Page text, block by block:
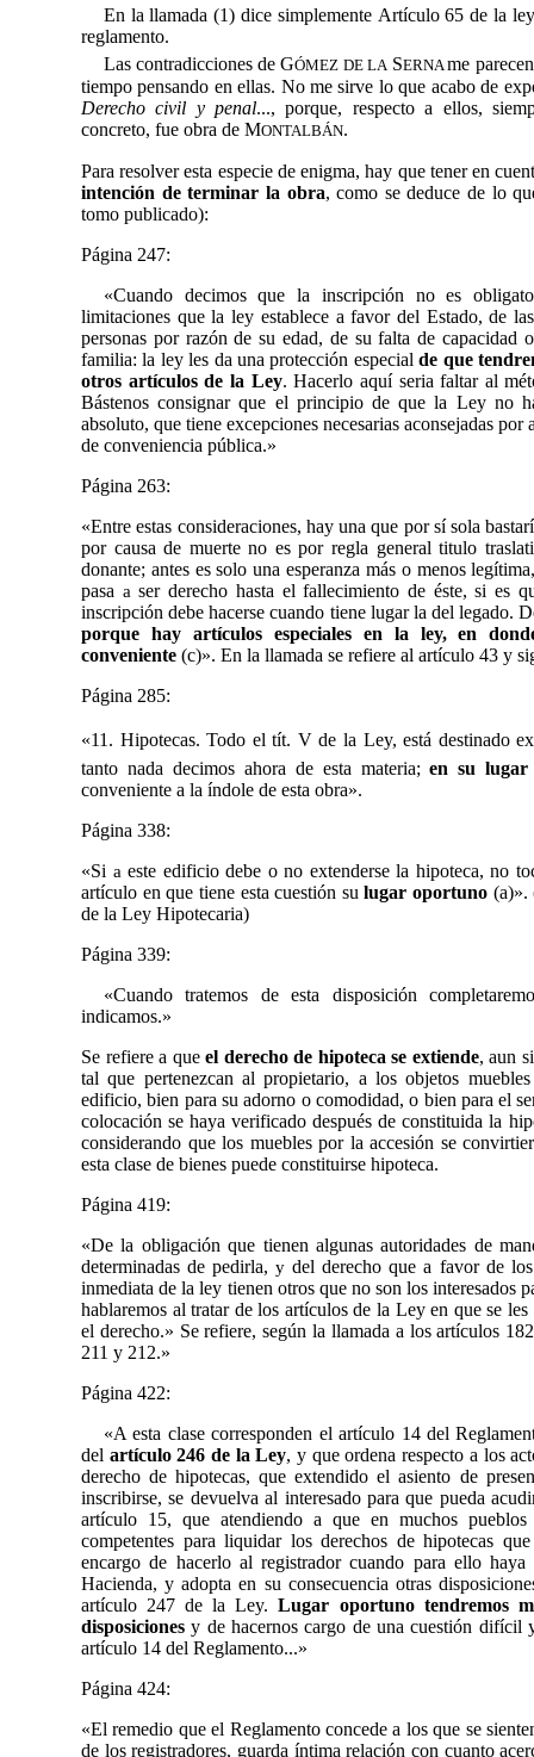
En la llamada (1) dice simplemente Artículo 65 de la
reglamento.
Las contradicciones de GÓMEZ DE LA SERNAme
tiempo pensando en ellas. No me sirve lo que acabo de
Derecho civil y penal..., porque, respecto a ellos,
concreto, fue obra de MONTALBÁN.
Para resolver esta especie de enigma, hay que tener en
intención de terminar la obra, como se deduce de lo
tomo publicado):
Página 247:
«Cuando decimos que la inscripción no es
limitaciones que la ley establece a favor del Estado, de
personas por razón de su edad, de su falta de
familia: la ley les da una protección especialde que
otros artículos de la Ley. Hacerlo aquí seria faltar al
Bástenos consignar que el principio de que la Ley no
absoluto, que tiene excepciones necesarias aconsejadas
de conveniencia pública.»
Página 263:
«Entre estas consideraciones, hay una que por sí sola
por causa de muerte no es por regla general titulo
donante; antes es solo una esperanza más o menos
pasa aser derecho hasta el fallecimiento de éste, si es
inscripción debe hacerse cuando tiene lugar la del legado.
porque hay artículos especiales en la ley, en
conveniente (c)». En la llamada se refiere al artículo 43 y
Página 285:
«11. Hipotecas. Todo el tít. V de la Ley, está destinado
tanto nada decimos ahora de esta materia;en su lugar
conveniente a la índole de esta obra».
Página 338:
«Si a este edificio debe o no extenderse la hipoteca, no
artículo en que tiene esta cuestión sulugar oportuno (a)».
de la Ley Hipotecaria)
Página 339:
«Cuando tratemos de esta disposición
indicamos.»
Se refiere a queel derecho de hipoteca se extiende, aun
tal que pertenezcan al propietario, a los objetos
edificio, bien para su adorno o comodidad, o bien para el
colocación se haya verificado después de constituida la
considerando que los muebles por la accesión se
esta clase de bienes puede constituirse hipoteca.
Página 419:
«De la obligación que tienen algunas autoridades de
determinadas de pedirla,ydel derecho que a favor de
inmediata de la ley tienen otros que no son los interesados
hablaremos al tratar de los artículos de la Ley en que se
el derecho.» Se refiere, según la llamada a los artículos
211 y 212.»
Página 422:
«A esta clase corresponden el artículo 14 del
del artículo 246 de la Ley, y que ordena respecto a los
derecho de hipotecas, que extendido el asiento de
inscribirse, se devuelva al interesado para que pueda
artículo 15, que atendiendo a que en muchos
competentes para liquidar los derechos de hipotecas
encargo de hacerlo al registrador cuando para ello
Hacienda, y adopta en su consecuencia otras
artículo 247 de la Ley.Lugar oportuno tendremos
disposiciones y de hacernos cargo de una cuestión difícil
artículo 14 del Reglamento...»
Página 424:
«El remedio que el Reglamento concede a los que se
de los registradores, guarda íntima relación con cuanto